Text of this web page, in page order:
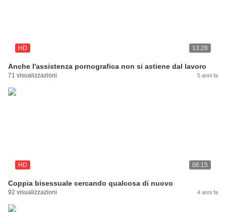
HD 13:28
Anche l'assistenza pornografica non si astiene dal lavoro
71 visualizzazioni 5 anni fa
HD 06:15
Coppia bisessuale cercando qualcosa di nuovo
92 visualizzazioni 4 anni fa